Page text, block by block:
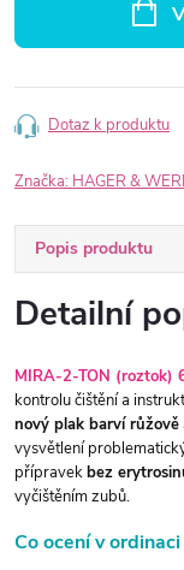
Dotaz k produktu
Značka: HAGER &
Popis produktu
Detailní
MIRA-2-TON (roztok)
kontrolu čištění a
nový plak barví růžově
vysvětlení
přípravekbez
vyčištěním zubů.
Co ocení v